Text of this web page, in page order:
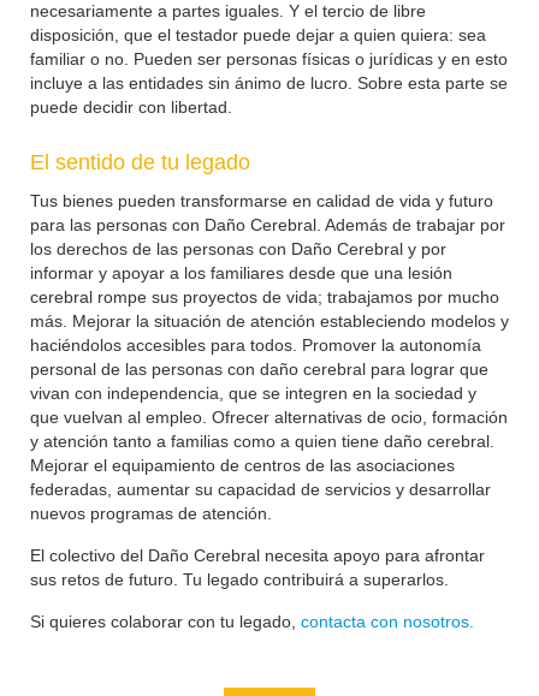
necesariamente a partes iguales. Y el tercio de libre
disposición, que el testador puede dejar a quien quiera: sea
familiar o no. Pueden ser personas físicas o jurídicas y en esto
incluye a las entidades sin ánimo de lucro. Sobre esta parte se
puede decidir con libertad.
El sentido de tu legado
Tus bienes pueden transformarse en calidad de vida y futuro
para las personas con Daño Cerebral. Además de trabajar por
los derechos de las personas con Daño Cerebral y por
informar y apoyar a los familiares desde que una lesión
cerebral rompe sus proyectos de vida; trabajamos por mucho
más. Mejorar la situación de atención estableciendo modelos y
haciéndolos accesibles para todos. Promover la autonomía
personal de las personas con daño cerebral para lograr que
vivan con independencia, que se integren en la sociedad y
que vuelvan al empleo. Ofrecer alternativas de ocio, formación
y atención tanto a familias como a quien tiene daño cerebral.
Mejorar el equipamiento de centros de las asociaciones
federadas, aumentar su capacidad de servicios y desarrollar
nuevos programas de atención.
El colectivo del Daño Cerebral necesita apoyo para afrontar
sus retos de futuro. Tu legado contribuirá a superarlos.
Si quieres colaborar con tu legado, contacta con nosotros.